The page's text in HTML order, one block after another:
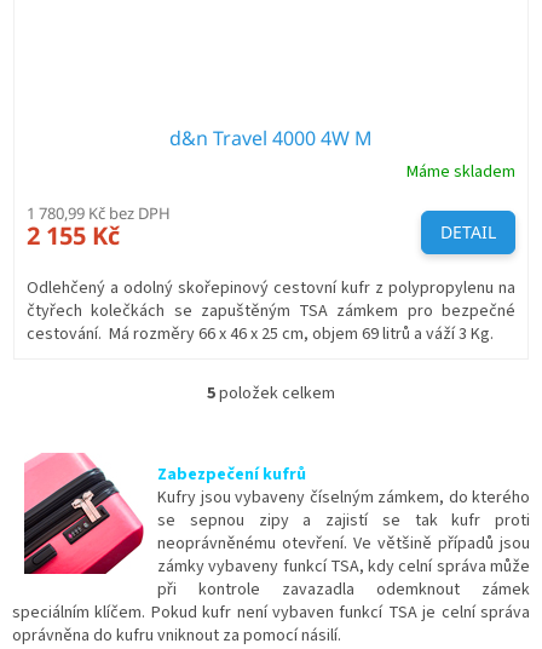
d&n Travel 4000 4W M
Máme skladem
1 780,99 Kč bez DPH
2 155 Kč DETAIL
Odlehčený a odolný skořepinový cestovní kufr z polypropylenu na
čtyřech kolečkách se zapuštěným TSA zámkem pro bezpečné
cestování. Má rozměry 66 x 46 x 25 cm, objem 69 litrů a váží 3 Kg.
O
á
d
a
c
í
r
v
5položek celkem
Zabezpečení kufrů
Kufry jsou vybaveny číselným zámkem, do kterého
se sepnou zipy a zajistí se tak kufr proti
neoprávněnému otevření. Ve většině případů jsou
zámky vybaveny funkcí TSA, kdy celní správa může
při kontrole zavazadla odemknout zámek
speciálním klíčem. Pokud kufr není vybaven funkcí TSA je celní správa
oprávněna do kufru vniknout za pomocí násilí.